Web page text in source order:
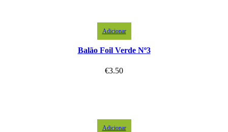
Adicionar
Balão Foil Verde Nº3
€3.50
Adicionar